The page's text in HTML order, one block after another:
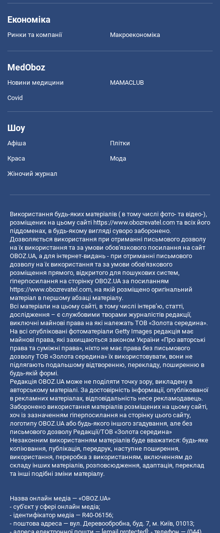
Економіка
Ринки та компанії Макроекономіка
MedOboz
Новини медицини MAMACLUB
Covid
Шоу
Афіша Плітки
Краса Мода
Жіночий журнал
Використання будь-яких матеріалів ( в тому числі фото- та відео-),
розміщених на цьому сайті https://www.obozrevatel.com та всіх його
піддоменах, в будь-якому вигляді суворо заборонено.
Дозволяється використання при отриманні письмового дозволу
на їх використання та за умови обов'язкового посилання на сайт
OBOZ.UA, а для інтернет-видань - при отриманні письмового
дозволу на їх використання та за умови обов'язкового
розміщення прямого, відкритого для пошукових систем,
гіперпосилання на сторінку OBOZ.UA за посиланням
https://www.obozrevatel.com, на якій розміщено оригінальний
матеріал в першому абзаці матеріалу.
Всі матеріали на цьому сайті, в тому числі інтерв’ю, статті,
дослідження – є службовими творами журналістів редакції,
виключні майнові права на які належать ТОВ «Золота середина».
На всі опубліковані фотоматеріали Getty Images редакція має
майнові права, які захищаються законом України «Про авторські
права та суміжні права», ніхто не має права без письмового
дозволу ТОВ «Золота середина» їх використовувати, вони не
підлягають подальшому відтворенню, перекладу, поширенню в
будь-якій формі.
Редакція OBOZ.UA може не поділяти точку зору, викладену в
авторському матеріалі. За достовірність інформації, опублікованої
в рекламних матеріалах, відповідальність несе рекламодавець.
Заборонено використання матеріалів розміщених на цьому сайті,
хоч із зазначенням гіперпосилання на сторінку цього сайту,
логотипу OBOZ.UA або будь-якого іншого згадування, але без
письмового дозволу Редакції/ТОВ «Золота середина»
Незаконним використанням матеріалів буде вважатися: будь-яке
копiювання, публiкацiя, передрук, наступне поширення,
використання, переробка з використанням, включенням до
складу інших матеріалів, розповсюдження, адаптація, переклад
та інші подібні зміни матеріалу.
Назва онлайн медіа — «OBOZ.UA»
- суб'єкт у сфері онлайн медіа;
- ідентифікатор медіа — R40-06156;
- поштова адреса — вул. Деревообробна, буд. 7, м. Київ, 01013;